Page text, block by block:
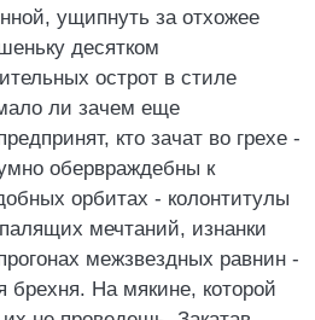
ущипнуть за отхожее
десятком
острот в стиле
ли зачем еще
кто зачат во грехе -
обервраждебны к
орбитах - колонтитулы
мечтаний, изнанки
межзвездных равнин -
брехня. Hа мякине, которой